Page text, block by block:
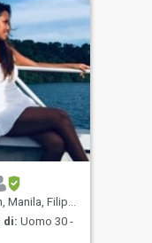
Filippine
di: Uomo 30 -